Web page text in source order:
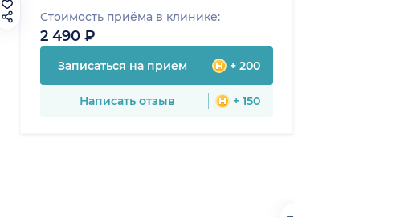
Стоимость приёма в клинике:
2 490 ₽
Записаться на прием + 200
Написать отзыв + 150